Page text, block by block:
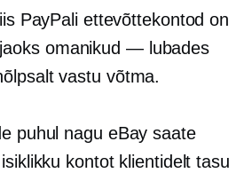
PayPali ettevõttekontod on
omanikud — lubades
vastu võtma.
puhul nagu eBay saate
kontot klientidelt tasu